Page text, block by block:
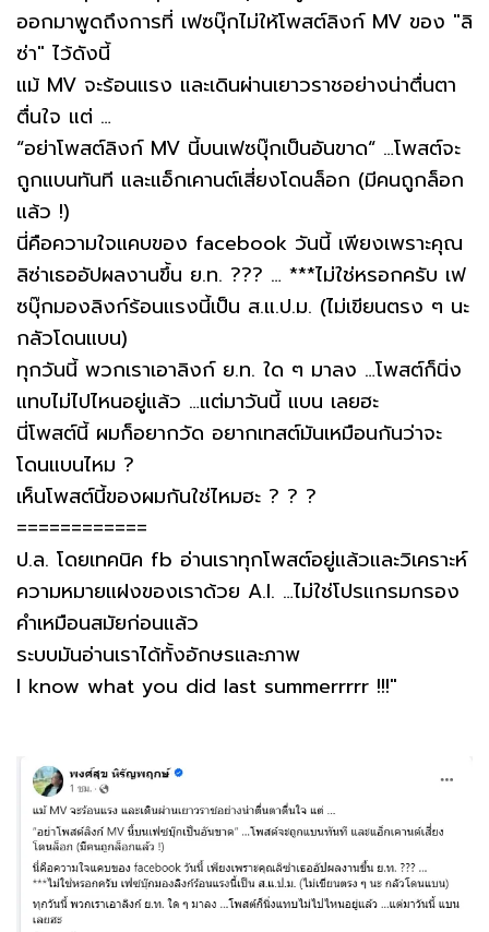
ออกมาพูดถึงการที่ เฟซบุ๊กไม่ให้โพสต์ลิงก์ MV ของ "ลิ
ซ่า" ไว้ดังนี้
แม้ MV จะร้อนแรง และเดินผ่านเยาวราชอย่างน่าตื่นตา
ตื่นใจ แต่ …
“อย่าโพสต์ลิงก์ MV นี้บนเฟซบุ๊กเป็นอันขาด“ …โพสต์จะ
ถูกแบนทันที และแอ็กเคานต์เสี่ยงโดนล็อก (มีคนถูกล็อก
แล้ว !)
นี่คือความใจแคบของ facebook วันนี้ เพียงเพราะคุณ
ลิซ่าเธออัปผลงานขึ้น ย.ท. ??? … ***ไม่ใช่หรอกครับ เฟ
ซบุ๊กมองลิงก์ร้อนแรงนี้เป็น ส.แ.ป.ม. (ไม่เขียนตรง ๆ นะ
กลัวโดนแบน)
ทุกวันนี้ พวกเราเอาลิงก์ ย.ท. ใด ๆ มาลง …โพสต์ก็นิ่ง
แทบไม่ไปไหนอยู่แล้ว …แต่มาวันนี้ แบน เลยฮะ
นี่โพสต์นี้ ผมก็อยากวัด อยากเทสต์มันเหมือนกันว่าจะ
โดนแบนไหม ?
เห็นโพสต์นี้ของผมกันใช่ไหมฮะ ? ? ?
============
ป.ล. โดยเทคนิค fb อ่านเราทุกโพสต์อยู่แล้วและวิเคราะห์
ความหมายแฝงของเราด้วย A.I. …ไม่ใช่โปรแกรมกรอง
คำเหมือนสมัยก่อนแล้ว
ระบบมันอ่านเราได้ทั้งอักษรและภาพ
I know what you did last summerrrrr !!!"